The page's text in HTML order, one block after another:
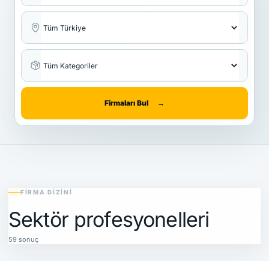
Firmaları Bul →
FIRMA DIZINI
Sektör profesyonelleri
59 sonuç